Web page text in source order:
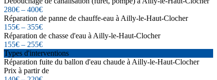
280€ – 400€
Réparation de panne de chauffe-eau à Ailly-le-Haut-Clocher
155€ – 355€
Réparation de chasse d'eau à Ailly-le-Haut-Clocher
155€ – 255€
Types d'interventions
Réparation fuite du ballon d'eau chaude à Ailly-le-Haut-Clocher
Prix à partir de